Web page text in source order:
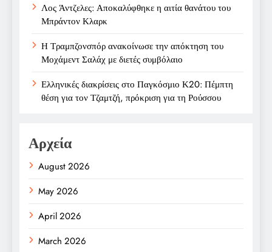
Λος Άντζελες: Αποκαλύφθηκε η αιτία θανάτου του
Μπράντον Κλαρκ
Η Τραμπζονσπόρ ανακοίνωσε την απόκτηση του
Μοχάμεντ Σαλάχ με διετές συμβόλαιο
Ελληνικές διακρίσεις στο Παγκόσμιο Κ20: Πέμπτη
θέση για τον Τζαμτζή, πρόκριση για τη Ρούσσου
Αρχεία
August 2026
May 2026
April 2026
March 2026